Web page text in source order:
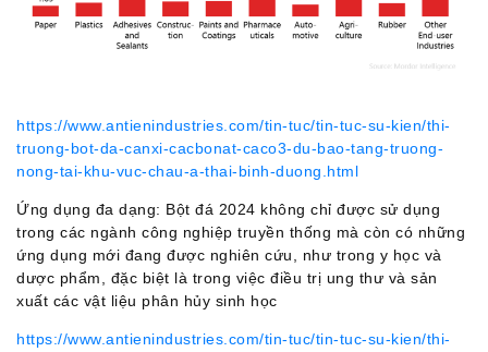
https://www.antienindustries.com/tin-tuc/tin-tuc-su-kien/thi-
truong-bot-da-canxi-cacbonat-caco3-du-bao-tang-truong-
nong-tai-khu-vuc-chau-a-thai-binh-duong.html
Ứng dụng đa dạng: Bột đá 2024 không chỉ được sử dụng
trong các ngành công nghiệp truyền thống mà còn có những
ứng dụng mới đang được nghiên cứu, như trong y học và
dược phẩm, đặc biệt là trong việc điều trị ung thư và sản
xuất các vật liệu phân hủy sinh học​
https://www.antienindustries.com/tin-tuc/tin-tuc-su-kien/thi-